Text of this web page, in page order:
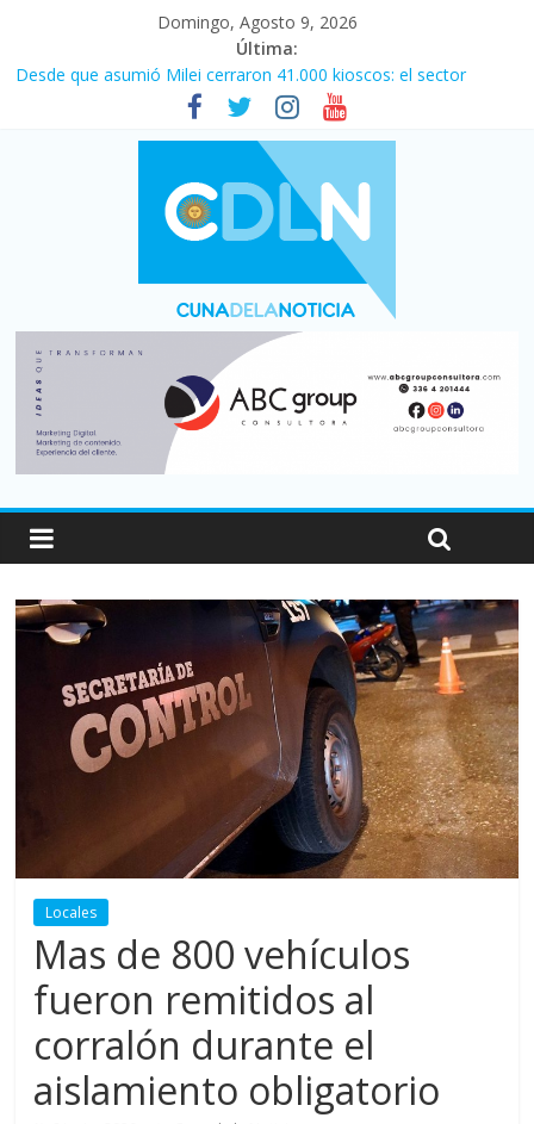
Domingo, Agosto 9, 2026
Última:
Desde que asumió Milei cerraron 41.000 kioscos: el sector
denuncia crisis como en 2001
El agro argentino logró un récord histórico de exportaciones en
Duelo internacional: Falleció Jorge Messi, el papá de Leo
Central se despertó y selló una victoria con remontada incluida
por 2 a 1 ante Aldosivi
La morosidad alcanzó su nivel más alto en dos décadas y ya
afecta a 400 mil deudores en Santa Fe
Locales
Mas de 800 vehículos
fueron remitidos al
corralón durante el
aislamiento obligatorio